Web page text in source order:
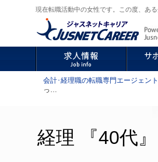
現在転職活動中の女性です。この度、あ
会計･経理職の転職専門エージェント
っ…
経理 『40代